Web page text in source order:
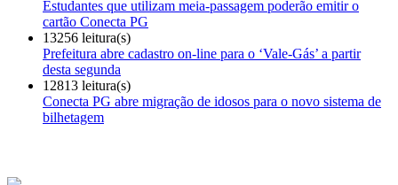
Estudantes que utilizam meia-passagem poderão emitir o
cartão Conecta PG
13256 leitura(s)
Prefeitura abre cadastro on-line para o ‘Vale-Gás’ a partir
desta segunda
12813 leitura(s)
Conecta PG abre migração de idosos para o novo sistema de
bilhetagem